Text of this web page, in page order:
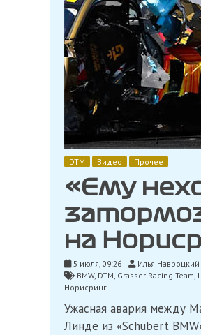
DTM Видео Прочее
«Ему
на
5 июля, 09:26
Илья Навроцкий
BMW, DTM, Grasser Racing Team,
Норисринг
Ужасная авария между
Линде из «Schubert